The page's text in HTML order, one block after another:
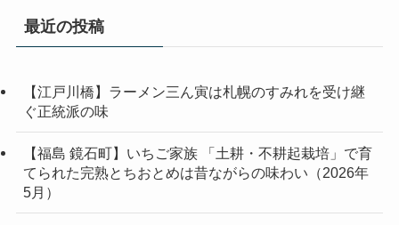
最近の投稿
【江戸川橋】ラーメン三ん寅は札幌のすみれを受け継
ぐ正統派の味
【福島 鏡石町】いちご家族 「土耕・不耕起栽培」で育
てられた完熟とちおとめは昔ながらの味わい（2026年
5月）